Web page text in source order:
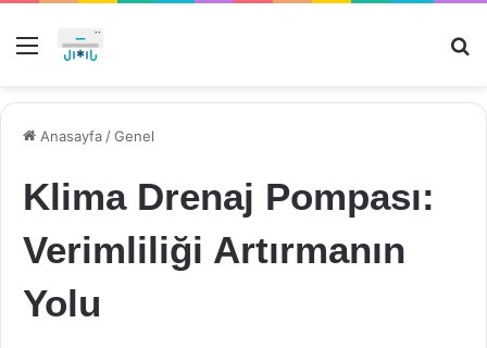
Menü
Anasayfa /Genel
Klima Drenaj Pompası:
Verimliliği Artırmanın
Yolu